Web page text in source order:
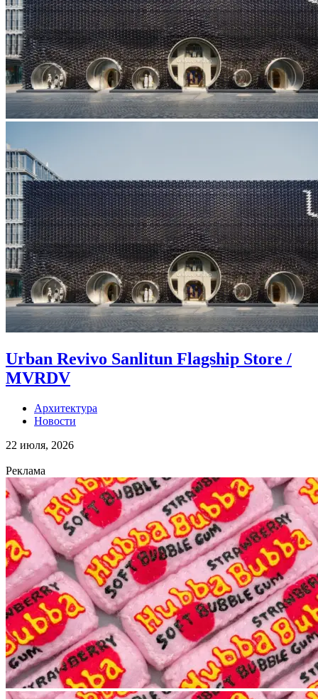
Urban Revivo Sanlitun Flagship Store /
MVRDV
Архитектура
Новости
22 июля, 2026
Реклама